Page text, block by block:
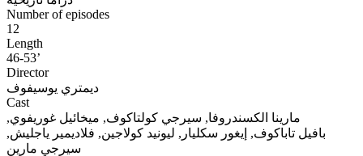
Number of episodes
12
Length
46-53’
Director
ديمتري يوسيفوف
Cast
مارينا الكسندروفا, سيرجي كولتاكوف, ميخائيل غوريفوي,
بافيل تاباكوف, إيغور سكليار, ليونيد كولاجين, فلاديمير ياجليش,
سيرجي مارين